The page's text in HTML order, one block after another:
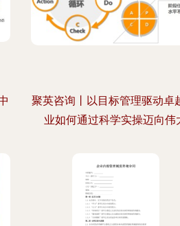
聚英咨询丨以目标管理驱动卓
业如何通过科学实操迈向伟